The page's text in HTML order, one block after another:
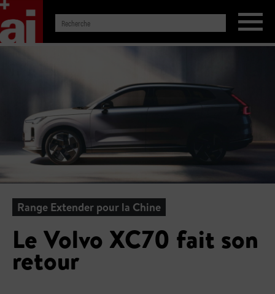
Range Extender pour la Chine
Le Volvo XC70 fait son
retour